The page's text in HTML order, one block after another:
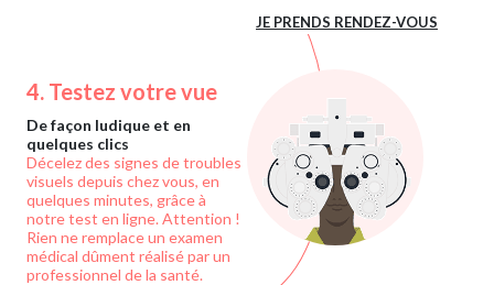
JE PRENDS RENDEZ-VOUS
4. Testez votre vue
De façon ludique et en
quelques clics
Décelez des signes de troubles
visuels depuis chez vous, en
quelques minutes, grâce à
notre test en ligne. Attention !
Rien ne remplace un examen
médical dûment réalisé par un
professionnel de la santé.